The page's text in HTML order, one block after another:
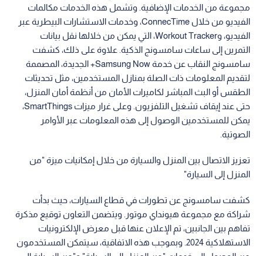
مجموعة من الخدمات الإضافية. وتشمل هذه الخدمات مكالمات
الفيديو من خلال ConnecTime، وخدمات الاستشارات البيطرية عبر
الفيديو، وWorkout Tracker، التي يمكن من خلالها نقل بيانات
التمرين إلى ساعات سامسونج الذكية. علاوة على ذلك، كشفت
سامسونج النقاب عن خدمة Samsung Now+ الجديدة، المصممة
لتقديم المعلومات ذات الصلة بمنازل المستخدمين، مثل تحديثات
الطقس أو البث المباشر لكاميرات الأمان من أنظمة أمان المنزل،
حتى عند إيقاف تشغيل التلفزيون. وعلى غرار ميزات SmartThings،
يمكن للمستخدمين الوصول إلى هذه المعلومات عبر الأوامر
الصوتية.
تعزيز الاتصال بين المنزل والسيارة من خلال إمكانيات ميزة "من
المنزل إلى السيارة"
كشفت سامسونج عن تطورات في قطاع السيارات، حيث بدأت
شراكة مع مجموعة هيونداي موتور. ويتضمن التعاون توقيع مذكرة
تفاهم بين الجانبين، تم الإعلان عنها قبل معرض الإلكترونيات
الاستهلاكية 2024. وبموجب هذه الاتفاقية، سيتمكن المستخدمون